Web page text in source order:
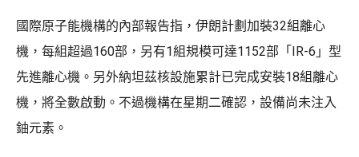
國際原子能機構的內部報告指，伊朗計劃加裝32組離心
機，每組超過160部，另有1組規模可達1152部「IR-6」型
先進離心機。另外納坦茲核設施累計已完成安裝18組離心
機，將全數啟動。不過機構在星期二確認，設備尚未注入
鈾元素。